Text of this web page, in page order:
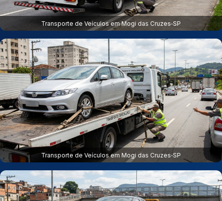
Transporte de Veículos em Mogi das Cruzes‑SP
Transporte de Veículos em Mogi das Cruzes‑SP